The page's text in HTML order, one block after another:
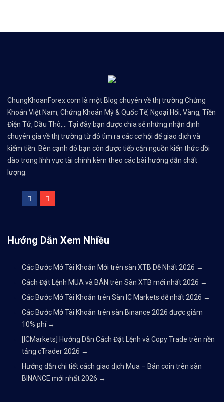
ChungKhoanForex.com là một Blog chuyên về thị trường Chứng
Khoán Việt Nam, Chứng Khoán Mỹ & Quốc Tế, Ngoại Hối, Vàng, Tiền
Điện Tử, Dầu Thô,... Tại đây bạn được chia sẻ những nhận định
chuyên gia về thị trường từ đó tìm ra các cơ hội để giao dịch và
kiếm tiền. Bên cạnh đó bạn còn được tiếp cận nguồn kiến thức dồi
dào trong lĩnh vực tài chính kèm theo các bài hướng dẫn chất
lượng.
Hướng Dẫn Xem Nhiều
Các Bước Mở Tài Khoản Mới trên sàn XTB Dễ Nhất 2026 →
Cách Đặt Lệnh MUA và BÁN trên Sàn XTB mới nhất 2026 →
Các Bước Mở Tài Khoản trên Sàn IC Markets dễ nhất 2026 →
Các Bước Mở Tài Khoản trên sàn Binance 2026 được giảm
10% phí →
[ICMarkets] Hướng Dẫn Cách Đặt Lệnh và Copy Trade trên nền
tảng cTrader 2026 →
Hướng dẫn chi tiết cách giao dịch Mua – Bán coin trên sàn
BINANCE mới nhất 2026 →